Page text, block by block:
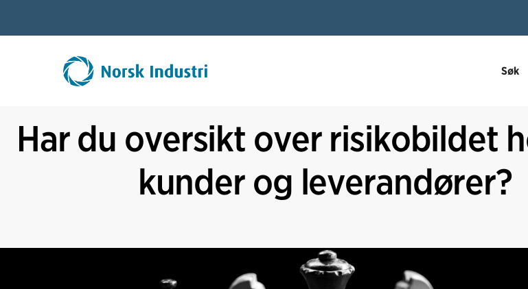
Søk
Har du oversikt over risikobildet
kunder og leverandører?